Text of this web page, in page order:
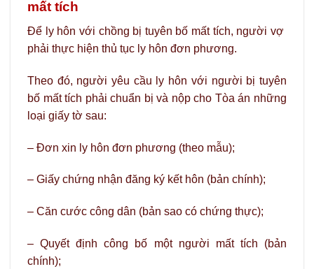
mất tích
Để ly hôn với chồng bị tuyên bố mất tích, người vợ
phải thực hiện thủ tục ly hôn đơn phương.
Theo đó, người yêu cầu ly hôn với người bị tuyên
bố mất tích phải chuẩn bị và nộp cho Tòa án những
loại giấy tờ sau:
– Đơn xin ly hôn đơn phương (theo mẫu);
– Giấy chứng nhận đăng ký kết hôn (bản chính);
– Căn cước công dân (bản sao có chứng thực);
– Quyết định công bố một người mất tích (bản
chính);